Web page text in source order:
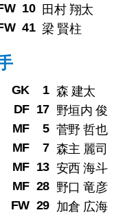
10
田村 翔太
41 梁 賢柱
GK 1 森 建太
DF 17 野垣内 俊
MF
5 菅野 哲也
MF
7 森主 麗司
MF 13 安西 海斗
MF 28 野口 竜彦
FW 29 加倉 広海